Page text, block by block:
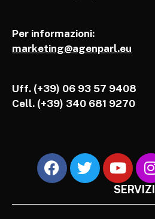
Per informazioni:
marketing@agenparl.eu
Uff. (+39) 06 93 57 9408
Cell. (+39) 340 681 9270
SERVIZI